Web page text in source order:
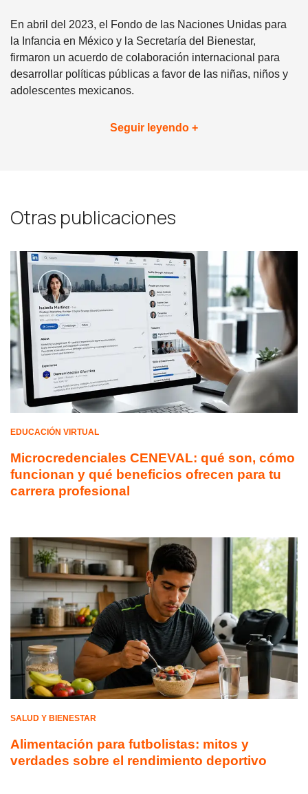
En abril del 2023, el Fondo de las Naciones Unidas para
la Infancia en México y la Secretaría del Bienestar,
firmaron un acuerdo de colaboración internacional para
desarrollar políticas públicas a favor de las niñas, niños y
adolescentes mexicanos.
Seguir leyendo +
Otras publicaciones
EDUCACIÓN VIRTUAL
Microcredenciales CENEVAL: qué son, cómo
funcionan y qué beneficios ofrecen para tu
carrera profesional
SALUD Y BIENESTAR
Alimentación para futbolistas: mitos y
verdades sobre el rendimiento deportivo